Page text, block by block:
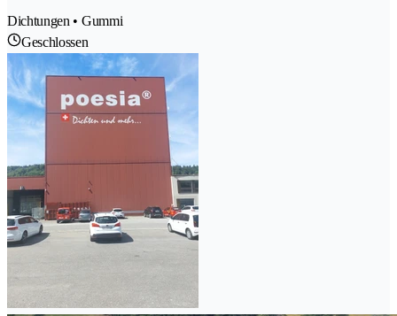
Dichtungen • Gummi
Geschlossen